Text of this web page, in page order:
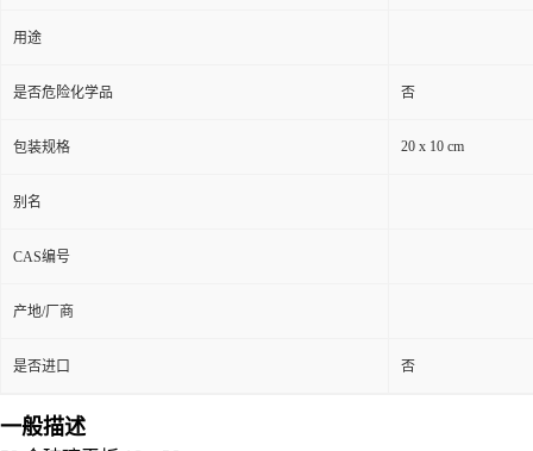
用途
是否危险化学品 否
包装规格 20 x 10 cm
别名
CAS编号
产地/厂商
是否进口 否
一般描述